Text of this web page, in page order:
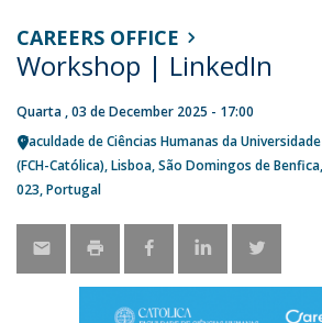
CAREERS OFFICE
Workshop | LinkedIn
Quarta , 03 de December 2025 - 17:00
Faculdade de Ciências Humanas da
(FCH-Católica) Lisboa São Domingos de
023 Portugal